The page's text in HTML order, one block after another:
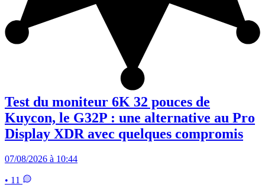
Test du moniteur 6K 32 pouces de
Kuycon, le G32P : une alternative au Pro
Display XDR avec quelques compromis
07/08/2026 à 10:44
• 11